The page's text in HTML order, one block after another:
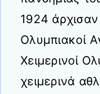
1924 άρχισαν
Ολυμπιακοί
Χειμερινοί
χειμερινά